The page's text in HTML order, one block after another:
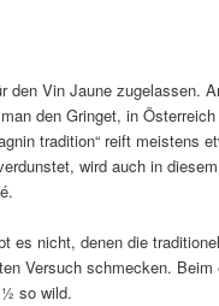
den Vin Jaune zugelassen.
den Gringet, in
tradition“ reift meistens
wird auch in
es nicht, denen die
Versuch schmecken. Beim
so wild.